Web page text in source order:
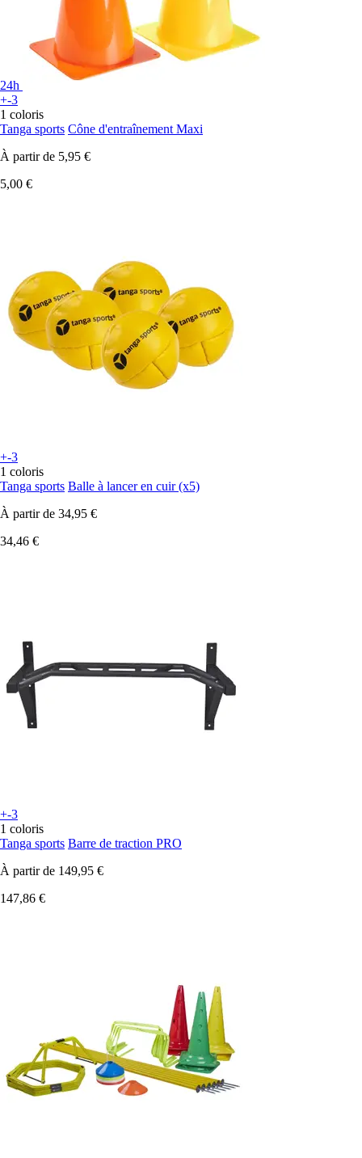
24h
+-3
1 coloris
Tanga sports Cône d'entraînement Maxi
À partir de 5,95 €
5,00 €
+-3
1 coloris
Tanga sports Balle à lancer en cuir (x5)
À partir de 34,95 €
34,46 €
+-3
1 coloris
Tanga sports Barre de traction PRO
À partir de 149,95 €
147,86 €